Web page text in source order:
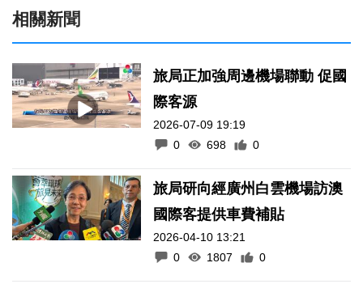
相關新聞
旅局正加強周邊機場聯動 促國
際客源
2026-07-09 19:19
0
698 0
旅局研向經廣州白雲機場訪澳
國際客提供車費補貼
2026-04-10 13:21
0
1807 0